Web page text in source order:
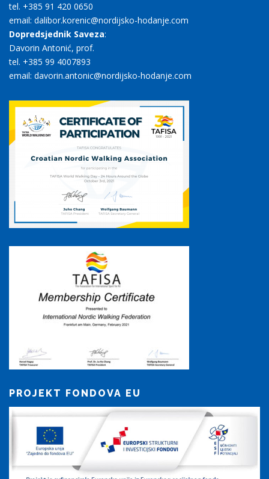
tel. +385 91 420 0650
email: dalibor.korenic@nordijsko-hodanje.com
Dopredsjednik Saveza:
Davorin Antonić, prof.
tel. +385 99 4007893
email: davorin.antonic@nordijsko-hodanje.com
PROJEKT FONDOVA EU